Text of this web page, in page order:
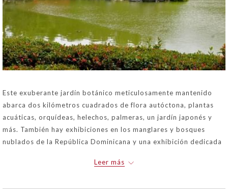
Este exuberante jardín botánico meticulosamente mantenido
abarca dos kilómetros cuadrados de flora autóctona, plantas
acuáticas, orquídeas, helechos, palmeras, un jardín japonés y
más. También hay exhibiciones en los manglares y bosques
nublados de la República Dominicana y una exhibición dedicada
Leer más